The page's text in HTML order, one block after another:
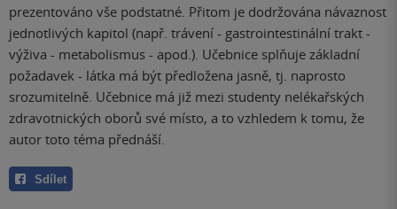
prezentováno vše podstatné. Přitom je dodržována návaznost
jednotlivých kapitol (např. trávení - gastrointestinální trakt -
výživa - metabolismus - apod.). Učebnice splňuje základní
požadavek - látka má být předložena jasně, tj. naprosto
srozumitelně. Učebnice má již mezi studenty nelékařských
zdravotnických oborů své místo, a to vzhledem k tomu, že
autor toto téma přednáší.
Sdílet